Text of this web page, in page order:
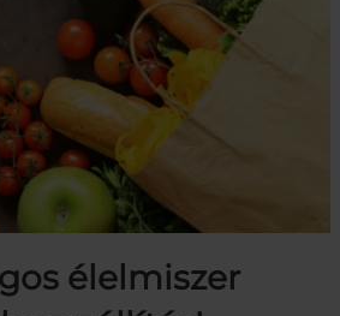
élelmiszer